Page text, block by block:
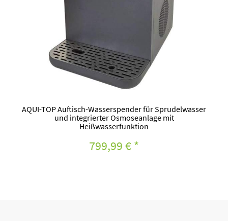
AQUI-TOP Auftisch-Wasserspender für Sprudelwasser
und integrierter Osmoseanlage mit
Heißwasserfunktion
799,99 €*